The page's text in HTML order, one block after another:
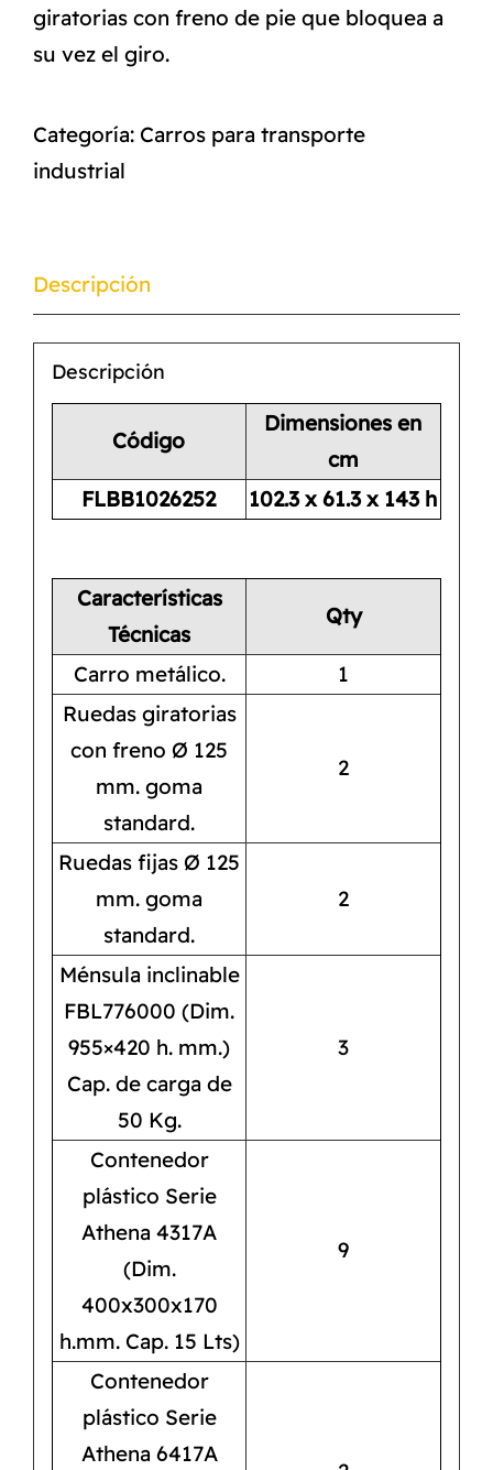
giratorias con freno de pie que bloquea a
su vez el giro.
Categoría: Carros para transporte
industrial
Descripción
Descripción
Código
Dimensiones en
cm
FLBB1026252
102.3 x 61.3 x 143 h
Características
Técnicas
Qty
Carro metálico.
1
Ruedas giratorias
con freno Ø 125
mm. goma
standard.
2
Ruedas fijas Ø 125
mm. goma
standard.
2
Ménsula inclinable
FBL776000 (Dim.
955×420 h. mm.)
Cap. de carga de
50 Kg.
3
Contenedor
plástico Serie
Athena 4317A
(Dim.
400x300x170
h.mm. Cap. 15 Lts)
9
Contenedor
plástico Serie
Athena 6417A